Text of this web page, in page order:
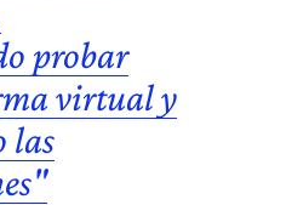
probar
virtual y
las